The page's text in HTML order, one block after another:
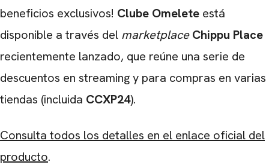
beneficios exclusivos! Clube Omelete está
disponible a través del marketplace Chippu Place
recientemente lanzado, que reúne una serie de
descuentos en streaming y para compras en varias
tiendas (incluida CCXP24).
Consulta todos los detalles en el enlace oficial del
producto.